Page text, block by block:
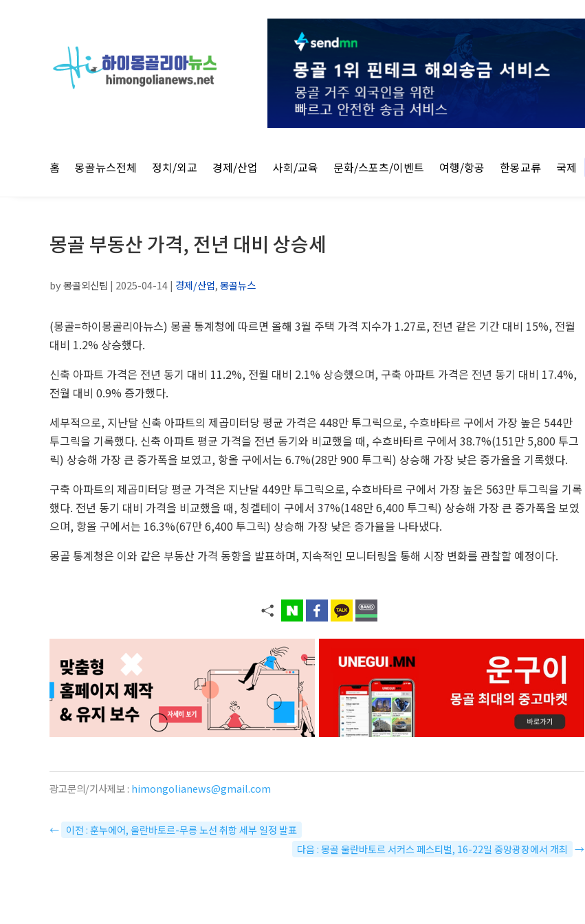
홈 몽골뉴스전체 정치/외교 경제/산업 사회/교육 문화/스포츠/이벤트 여행/항공 한몽교류 국제
몽골 부동산 가격, 전년 대비 상승세
by몽골외신팀 | 2025-04-14| 경제/산업,몽골뉴스
(몽골=하이몽골리아뉴스) 몽골 통계청에 따르면 올해 3월 주택 가격 지수가 1.27로, 전년 같은 기간 대비 15%, 전월
대비 1.2% 상승했다.
신축 아파트 가격은 전년 동기 대비 11.2%, 전월 대비 2.1% 상승했으며, 구축 아파트 가격은 전년 동기 대비 17.4%,
전월 대비 0.9% 증가했다.
세부적으로, 지난달 신축 아파트의 제곱미터당 평균 가격은 448만 투그릭으로, 수흐바타르 구에서 가장 높은 544만
투그릭을 기록했다. 신축 아파트 평균 가격을 전년 동기와 비교했을 때, 수흐바타르 구에서 38.7%(151만 5,800 투그
릭) 상승해 가장 큰 증가폭을 보였고, 항올 구에서는 6.7%(28만 900 투그릭) 상승해 가장 낮은 증가율을 기록했다.
구축 아파트의 제곱미터당 평균 가격은 지난달 449만 투그릭으로, 수흐바타르 구에서 가장 높은 563만 투그릭을 기록
했다. 전년 동기 대비 가격을 비교했을 때, 칭겔테이 구에서 37%(148만 6,400 투그릭) 상승해 가장 큰 증가폭을 보였
으며, 항올 구에서는 16.3%(67만 6,400 투그릭) 상승해 가장 낮은 증가율을 나타냈다.
몽골 통계청은 이와 같은 부동산 가격 동향을 발표하며, 지속적인 모니터링을 통해 시장 변화를 관찰할 예정이다.
광고문의/기사제보 : himongolianews@gmail.com
← 이전 : 훈누에어, 울란바토르-무릉 노선 취항 세부 일정 발표
다음 : 몽골 울란바토르 서커스 페스티벌, 16-22일 중앙광장에서 개최 →